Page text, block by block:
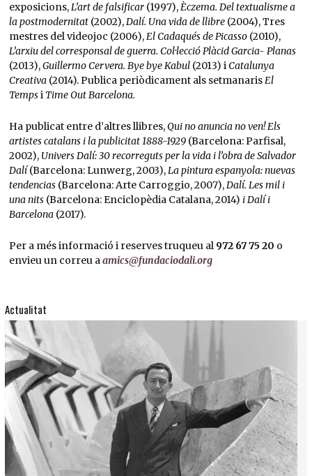
exposicions,L’art de falsificar(1997),Èczema. Del textualisme a
la postmodernitat(2002),Dalí. Una vida de llibre (2004), Tres
mestres del videojoc (2006),El Cadaqués de Picasso(2010),
L’arxiu del corresponsal de guerra. Col·lecció Plàcid Garcia- Planas
(2013),Guillermo Cervera. Bye bye Kabul(2013) iCatalunya
Creativa(2014). Publica periòdicament als setmanarisEl
Tempsi Time Out Barcelona.
Ha publicat entre d’altres llibres,Qui no anuncia no ven! Els
artistes catalans i la publicitat 1888-1929(Barcelona: Parfisal,
2002), Univers Dalí: 30 recorreguts per la vida i l’obra de Salvador
Dalí(Barcelona: Lunwerg, 2003),La pintura espanyola: nuevas
tendencias(Barcelona: Arte Carroggio, 2007),Dalí. Les mil i
una nits(Barcelona: Enciclopèdia Catalana, 2014) i Dalí i
Barcelona(2017).
Per a més informació i reserves truqueu al 972 67 75 20 o
envieu un correu aamics@fundaciodali.org
Actualitat